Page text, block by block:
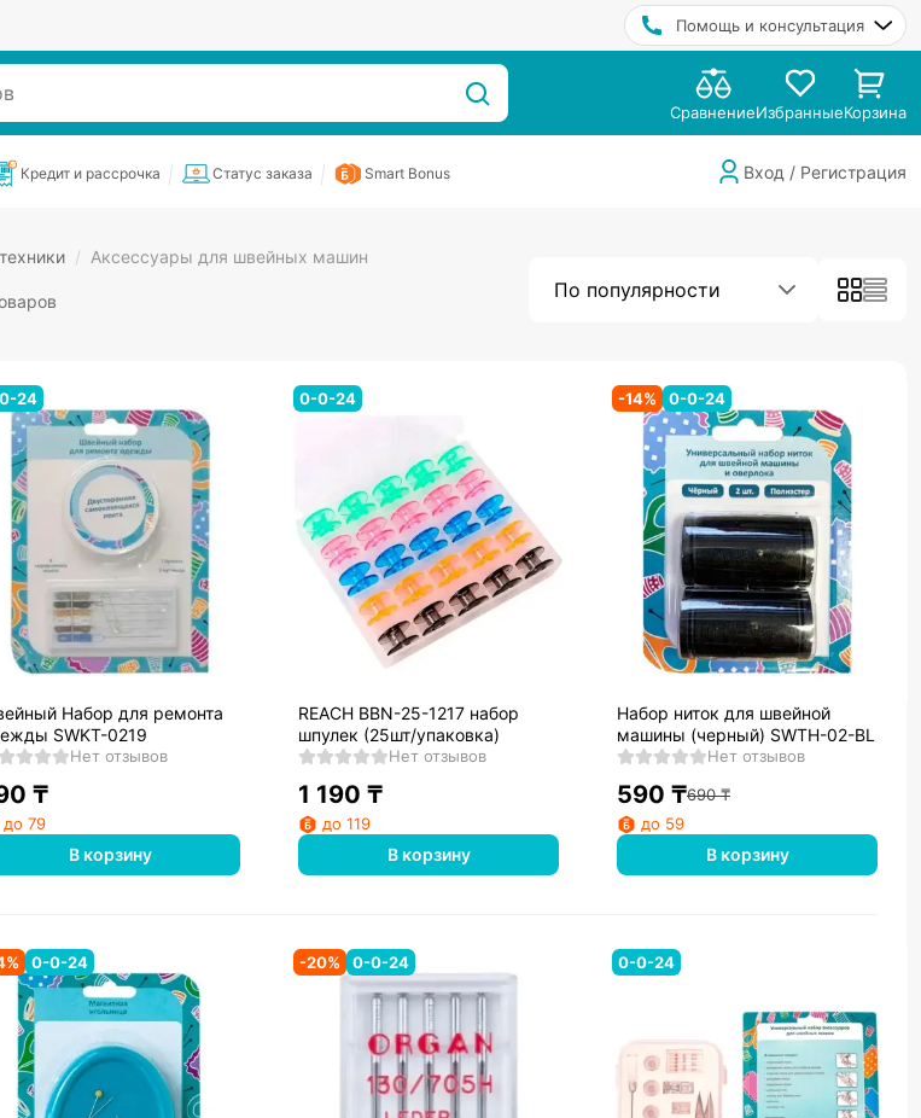
Помощь и консультация
СравнениеИзбранныеКорзина
Кредит и рассрочка Статус заказа Smart Bonus Вход / Регистрация
/ Аксессуары для швейных машин
По популярности
24
Набор для ремонта
SWKT-0219
Нет отзывов
₸
до 79
В корзину
0-0-24
REACH BBN-25-1217 набор
шпулек (25шт/упаковка)
Нет отзывов
1 190 ₸
до 119
В корзину
-14% 0-0-24
Набор ниток для швейной
машины (черный) SWTH-02-BL
Нет отзывов
590 ₸690₸
до 59
В корзину
% 0-0-24 -20% 0-0-24 0-0-24